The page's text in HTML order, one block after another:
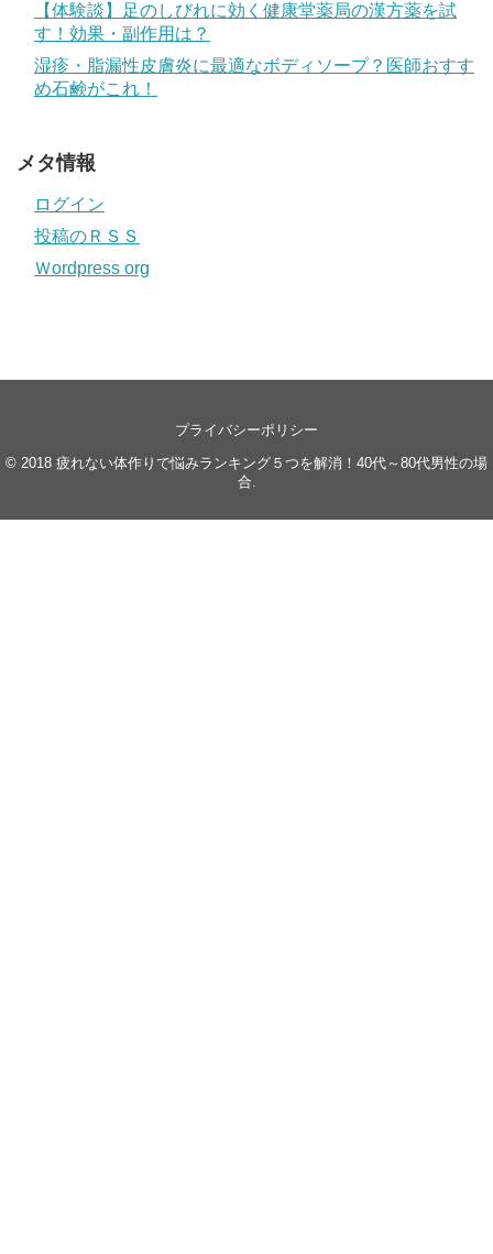
【体験談】足のしびれに効く健康堂薬局の漢方薬を試
す！効果・副作用は？
湿疹・脂漏性皮膚炎に最適なボディソープ？医師おすす
め石鹸がこれ！
メタ情報
ログイン
投稿のＲＳＳ
Ｗordpress org
プライバシーポリシー
© 2018 疲れない体作りで悩みランキング５つを解消！40代～80代男性の場
合